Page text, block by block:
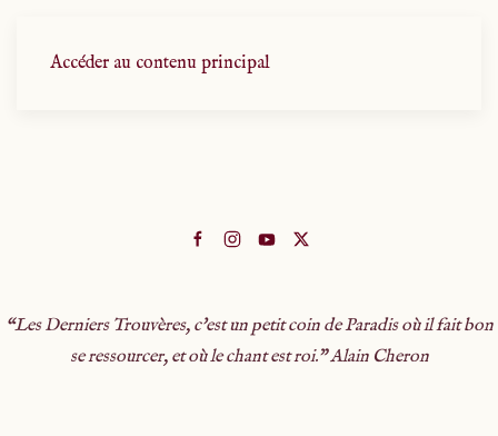
Accéder au contenu principal
“Les Derniers Trouvères, c'est un petit coin de Paradis où il fait bon
se ressourcer, et où le chant est roi." Alain Cheron